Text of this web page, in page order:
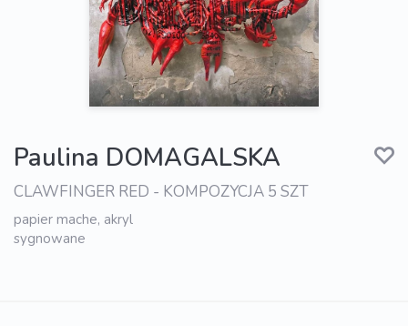
Paulina DOMAGALSKA
CLAWFINGER RED - KOMPOZYCJA 5 SZT
papier mache, akryl
sygnowane